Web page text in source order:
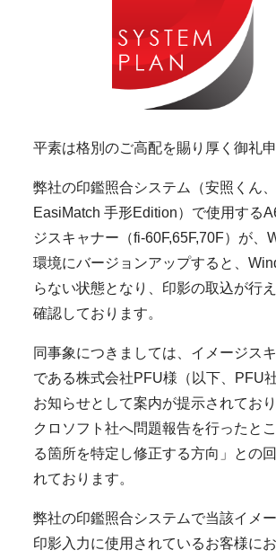
平素は格別のご高配を賜り厚く御礼申
弊社の印鑑照合システム（安照くん、
EasiMatch 手形Edition）で使用する
ジスキャナー（fi-60F,65F,70F）が、
環境にバージョンアップすると、
らない状態となり、印影の取込が行
確認しております。
同事象につきましては、イメージス
である株式会社PFU様（以下、PFU
お知らせとして案内が提示されてお
クロソフト社へ問題報告を行ったと
る箇所を特定し修正する方向」との
れております。
弊社の印鑑照合システムで当該イメ
印影入力に使用されているお客様に